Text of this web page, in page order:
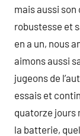
mais aussi
robustesse et
en a un, nous
aimons aussi
jugeons de
essais et
quatorze jours
la batterie,